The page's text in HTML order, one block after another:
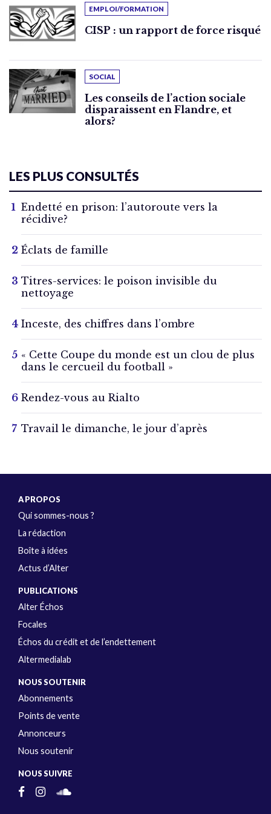
EMPLOI/FORMATION
CISP : un rapport de force risqué
SOCIAL
Les conseils de l’action sociale
disparaissent en Flandre, et
alors?
LES PLUS CONSULTÉS
Endetté en prison: l’autoroute vers la
récidive?
Éclats de famille
Titres-services: le poison invisible du
nettoyage
Inceste, des chiffres dans l’ombre
« Cette Coupe du monde est un clou de plus
dans le cercueil du football »
Rendez-vous au Rialto
Travail le dimanche, le jour d’après
A PROPOS
Qui sommes-nous ?
La rédaction
Boîte à idées
Actus d’Alter
PUBLICATIONS
Alter Échos
Focales
Échos du crédit et de l’endettement
Altermedialab
NOUS SOUTENIR
Abonnements
Points de vente
Annonceurs
Nous soutenir
NOUS SUIVRE